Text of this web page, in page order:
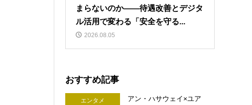
まらないのか――待遇改善とデジタ
ル活用で変わる「安全を守る...
2026.08.05
おすすめ記事
エンタメ
アン・ハサウェイ×ユア